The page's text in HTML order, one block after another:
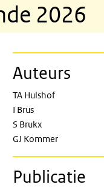
2026
Auteurs
TA Hulshof
I Brus
S Brukx
GJ Kommer
Publicatie